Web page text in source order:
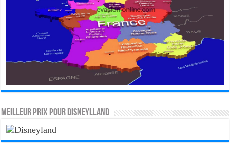
MEILLEUR PRIX POUR DISNEYLLAND